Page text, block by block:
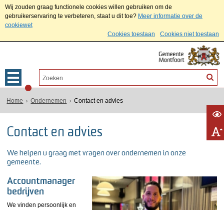
Wij zouden graag functionele cookies willen gebruiken om de
gebruikerservaring te verbeteren, staat u dit toe? Meer informatie over de
cookiewet
Cookies toestaan
Cookies niet toestaan
Home Ondernemen Contact en advies
Contact en advies
We helpen u graag met vragen over ondernemen in onze
gemeente.
Accountmanager
bedrijven
We vinden persoonlijk en